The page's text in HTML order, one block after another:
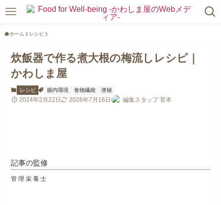
ホーム レシピ
炊飯器で作る煮大根の梅流しレシピ｜
かわしま屋
レシピ 腸内環境 食物繊維 便秘
2024年2月22日 2026年7月16日 編集スタッフ 菅本
記事の監修
管理栄養士